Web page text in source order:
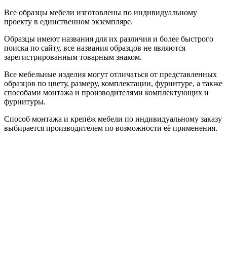
Все образцы мебели изготовлены по индивидуальному
проекту в единственном экземпляре.
Образцы имеют названия для их различия и более быстрого
поиска по сайту, все названия образцов не являются
зарегистрированным товарным знаком.
Все мебельные изделия могут отличаться от представленных
образцов по цвету, размеру, комплектации, фурнитуре, а также
способами монтажа и производителями комплектующих и
фурнитуры.
Способ монтажа и крепёж мебели по индивидуальному заказу
выбирается производителем по возможности её применения.